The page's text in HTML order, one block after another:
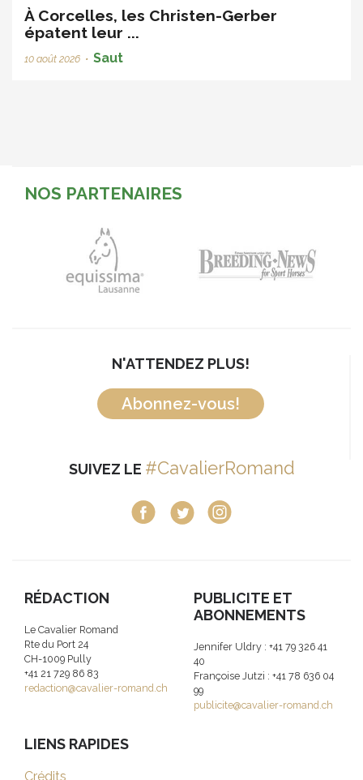
À Corcelles, les Christen-Gerber
épatent leur ...
10 août 2026 • Saut
NOS PARTENAIRES
N'ATTENDEZ PLUS!
Abonnez-vous!
SUIVEZ LE #CavalierRomand
RÉDACTION
Le Cavalier Romand
Rte du Port 24
CH-1009 Pully
+41 21 729 86 83
redaction@cavalier-romand.ch
PUBLICITE ET
ABONNEMENTS
Jennifer Uldry : +41 79 326 41
40
Françoise Jutzi : +41 78 636 04
99
publicite@cavalier-romand.ch
LIENS RAPIDES
Crédits